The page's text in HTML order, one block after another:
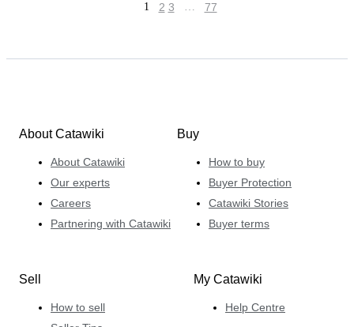
1 2 3 … 77
About Catawiki
About Catawiki
Our experts
Careers
Partnering with Catawiki
Buy
How to buy
Buyer Protection
Catawiki Stories
Buyer terms
Sell
How to sell
My Catawiki
Help Centre